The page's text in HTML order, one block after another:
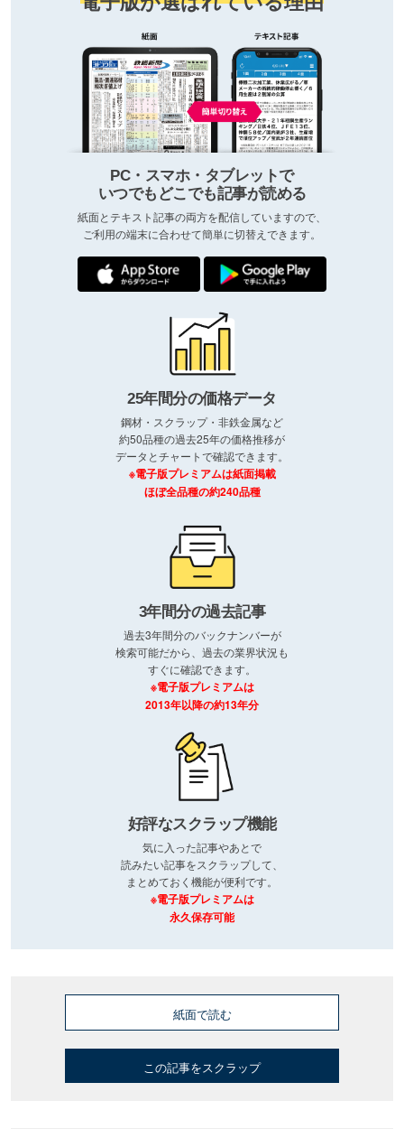
PC・スマホ・タブレットで
いつでもどこでも記事が読める
紙面とテキスト記事の両方を配信していますので、
ご利用の端末に合わせて簡単に切替えできます。
25年間分の価格データ
鋼材・スクラップ・非鉄金属など
約50品種の過去25年の価格推移が
データとチャートで確認できます。
※電子版プレミアムは紙面掲載
ほぼ全品種の約240品種
3年間分の過去記事
過去3年間分のバックナンバーが
検索可能だから、過去の業界状況も
すぐに確認できます。
※電子版プレミアムは
2013年以降の約13年分
好評なスクラップ機能
気に入った記事やあとで
読みたい記事をスクラップして、
まとめておく機能が便利です。
※電子版プレミアムは
永久保存可能
紙面で読む
この記事をスクラップ